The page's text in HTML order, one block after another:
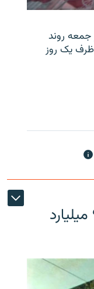
جمعه روند
ظرف یک روز
بانک مرکزی ایران گم شدن ۹ میلیارد